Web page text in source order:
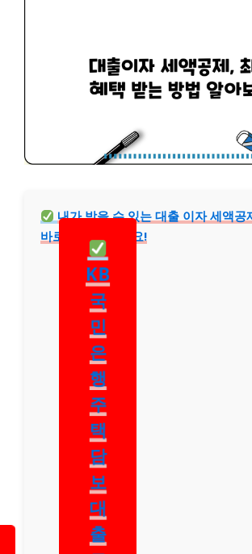
내가 받을 수 있는 대출 이자 세액공
바로 확인해 보세요!
KB
국
민
은
행
주
택
담
보
대
출